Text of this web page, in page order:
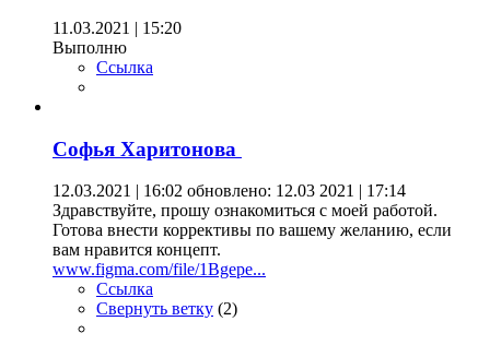
11.03.2021 | 15:20
Выполню
Ссылка
Софья Харитонова
12.03.2021 | 16:02 обновлено: 12.03 2021 | 17:14
Здравствуйте, прошу ознакомиться с моей работой.
Готова внести коррективы по вашему желанию, если
вам нравится концепт.
www.figma.com/file/1Bgepe...
Ссылка
Свернуть ветку (2)